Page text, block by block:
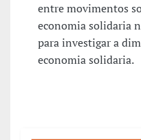
entre movimentos
economia solidaria
para investigar a
economia solidaria.